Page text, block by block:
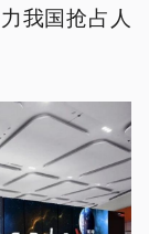
我国抢占人